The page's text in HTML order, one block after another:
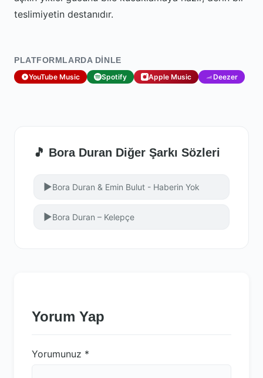
teslimiyetin destanıdır.
PLATFORMLARDA DINLE
YouTube Music Spotify Apple Music Deezer
🎵 Bora Duran Diğer Şarkı Sözleri
▶Bora Duran & Emin Bulut - Haberin Yok
▶Bora Duran – Kelepçe
Yorum Yap
Yorumunuz *